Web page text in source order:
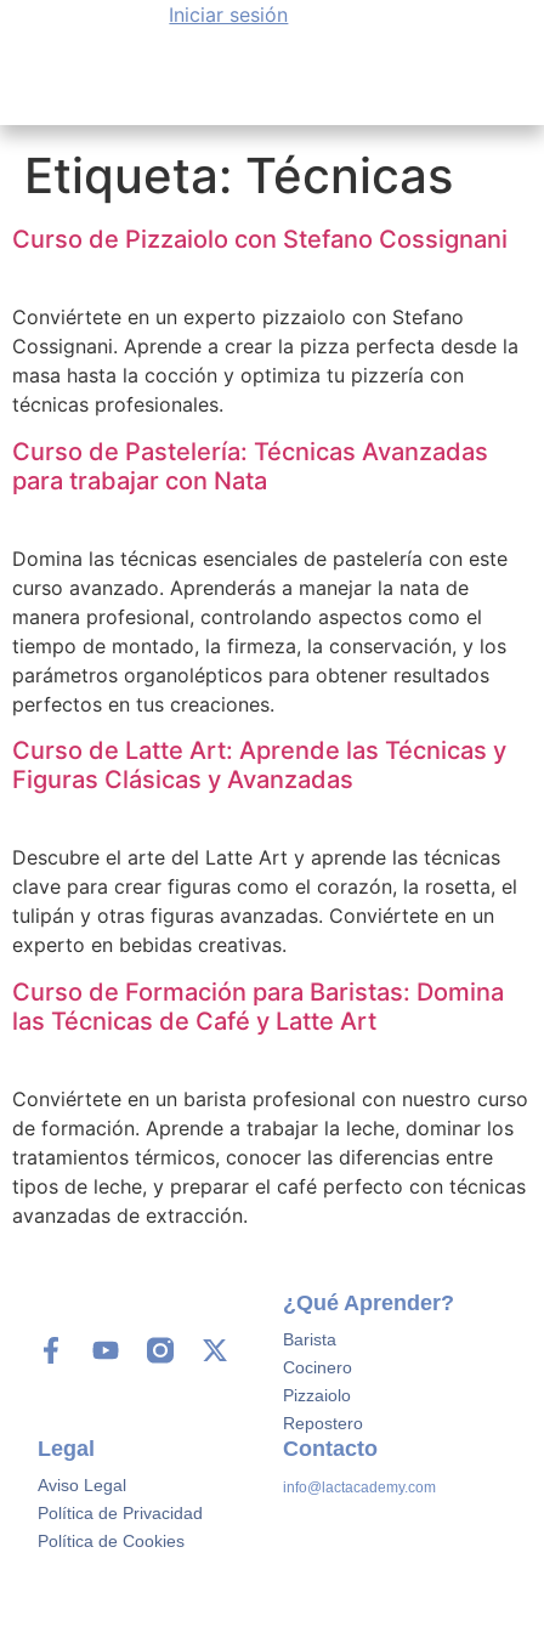
Iniciar sesión
Etiqueta: Técnicas
Curso de Pizzaiolo con Stefano Cossignani
Conviértete en un experto pizzaiolo con Stefano
Cossignani. Aprende a crear la pizza perfecta desde la
masa hasta la cocción y optimiza tu pizzería con
técnicas profesionales.
Curso de Pastelería: Técnicas Avanzadas
para trabajar con Nata
Domina las técnicas esenciales de pastelería con este
curso avanzado. Aprenderás a manejar la nata de
manera profesional, controlando aspectos como el
tiempo de montado, la firmeza, la conservación, y los
parámetros organolépticos para obtener resultados
perfectos en tus creaciones.
Curso de Latte Art: Aprende las Técnicas y
Figuras Clásicas y Avanzadas
Descubre el arte del Latte Art y aprende las técnicas
clave para crear figuras como el corazón, la rosetta, el
tulipán y otras figuras avanzadas. Conviértete en un
experto en bebidas creativas.
Curso de Formación para Baristas: Domina
las Técnicas de Café y Latte Art
Conviértete en un barista profesional con nuestro curso
de formación. Aprende a trabajar la leche, dominar los
tratamientos térmicos, conocer las diferencias entre
tipos de leche, y preparar el café perfecto con técnicas
avanzadas de extracción.
¿Qué Aprender?
Barista
Cocinero
Pizzaiolo
Repostero
Legal
Aviso Legal
Política de Privacidad
Política de Cookies
Contacto
info@lactacademy.com